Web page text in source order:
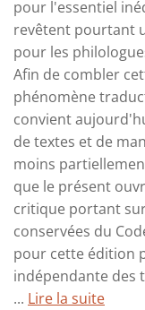
pour l'essentiel
revêtent pourtant
pour les
Afin de combler
phénomène
convient
de textes et de
moins
que le présent
critique portant
conservées du
pour cette édition
indépendante des
... Lire la suite